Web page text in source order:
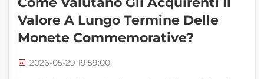
Valore A Lungo Termine Delle
Monete Commemorative?
2026-05-29 19:59:00